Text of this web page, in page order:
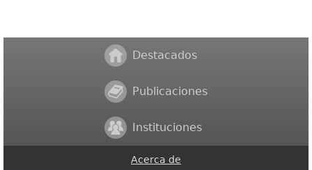
Destacados
Publicaciones
Instituciones
Acerca de